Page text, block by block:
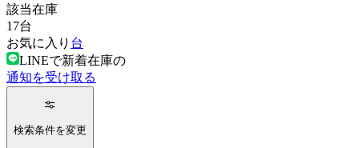
該当在庫
17台
お気に入り 台
LINEで新着在庫の
通知を受け取る
検索条件を変更